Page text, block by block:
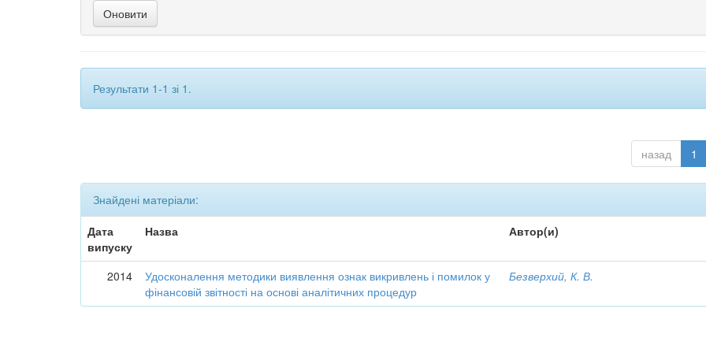
Результати 1-1 зі 1.
назад 1
Знайдені матеріали:
Дата
випуску
Назва Автор(и)
2014
Удосконалення методики виявлення ознак викривлень і помилок у
фінансовій звітності на основі аналітичних процедур
Безверхий, К. В.